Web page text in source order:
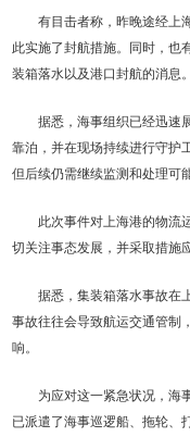
有目击者称，昨晚途经上
此实施了封航措施。同时，也
装箱落水以及港口封航的消息
据悉，海事组织已经迅速
靠泊，并在现场持续进行守护
但后续仍需继续监测和处理可
此次事件对上海港的物流
切关注事态发展，并采取措施
据悉，集装箱落水事故在
事故往往会导致航运交通管制
响。
为应对这一紧急状况，海
已派遣了海事巡逻船、拖轮、